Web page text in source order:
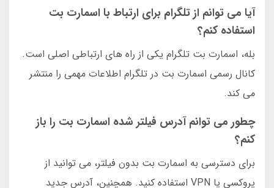
آیا می توانم از تلگرام برای ارتباط با اسمارت بت
استفاده کنم؟
بله، اسمارت بت تلگرام یکی از راه های ارتباطی اصلی است.
کانال رسمی اسمارت بت در تلگرام اطلاعات مهمی را منتشر
می کند.
چطور می توانم آدرس فیلتر شده اسمارت بت را باز
کنم؟
برای دسترسی به اسمارت بت بدون فیلتر، می توانید از
پروکسی یا VPN استفاده کنید. همچنین، آدرس جدید